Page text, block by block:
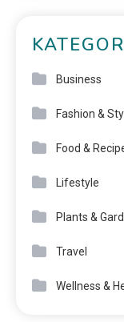
Business
Fashion &
Food &
Lifestyle
Plants &
Travel
Wellness &